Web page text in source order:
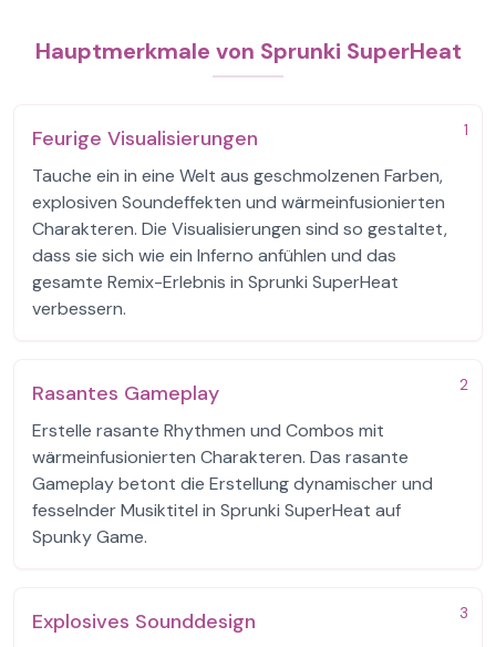
Hauptmerkmale von Sprunki SuperHeat
1
Feurige Visualisierungen
Tauche ein in eine Welt aus geschmolzenen Farben,
explosiven Soundeffekten und wärmeinfusionierten
Charakteren. Die Visualisierungen sind so gestaltet,
dass sie sich wie ein Inferno anfühlen und das
gesamte Remix-Erlebnis in Sprunki SuperHeat
verbessern.
2
Rasantes Gameplay
Erstelle rasante Rhythmen und Combos mit
wärmeinfusionierten Charakteren. Das rasante
Gameplay betont die Erstellung dynamischer und
fesselnder Musiktitel in Sprunki SuperHeat auf
Spunky Game.
3
Explosives Sounddesign